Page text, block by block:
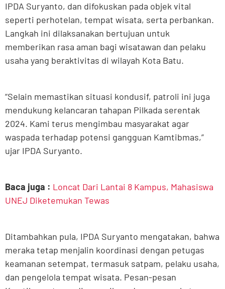
IPDA Suryanto, dan difokuskan pada objek vital
seperti perhotelan, tempat wisata, serta perbankan.
Langkah ini dilaksanakan bertujuan untuk
memberikan rasa aman bagi wisatawan dan pelaku
usaha yang beraktivitas di wilayah Kota Batu.
“Selain memastikan situasi kondusif, patroli ini juga
mendukung kelancaran tahapan Pilkada serentak
2024. Kami terus mengimbau masyarakat agar
waspada terhadap potensi gangguan Kamtibmas,”
ujar IPDA Suryanto.
Baca juga : Loncat Dari Lantai 8 Kampus, Mahasiswa
UNEJ Diketemukan Tewas
Ditambahkan pula, IPDA Suryanto mengatakan, bahwa
meraka tetap menjalin koordinasi dengan petugas
keamanan setempat, termasuk satpam, pelaku usaha,
dan pengelola tempat wisata. Pesan-pesan